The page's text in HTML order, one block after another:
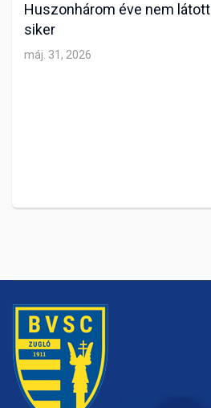
Huszonhárom éve nem látott
siker
máj. 31, 2026